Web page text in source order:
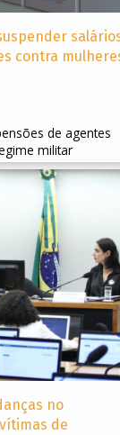
contra
de agentes
militar
no
de